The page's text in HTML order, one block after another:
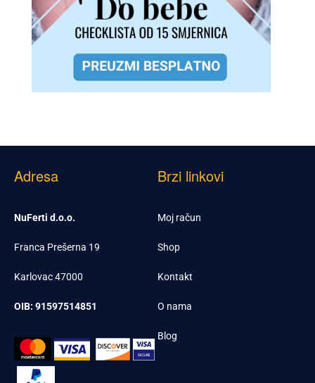
Brzi linkovi
Moj račun
Shop
Kontakt
O nama
Blog
Adresa
NuFerti d.o.o.
Franca Prešerna 19
Karlovac 47000
OIB: 91597514851